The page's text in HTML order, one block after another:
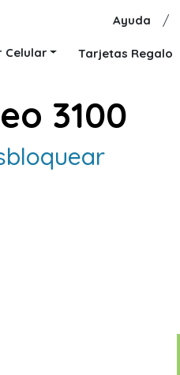
Ayuda /
Celular Tarjetas Regalo
3100